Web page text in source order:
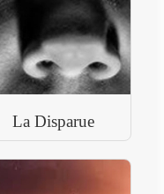
La Disparue